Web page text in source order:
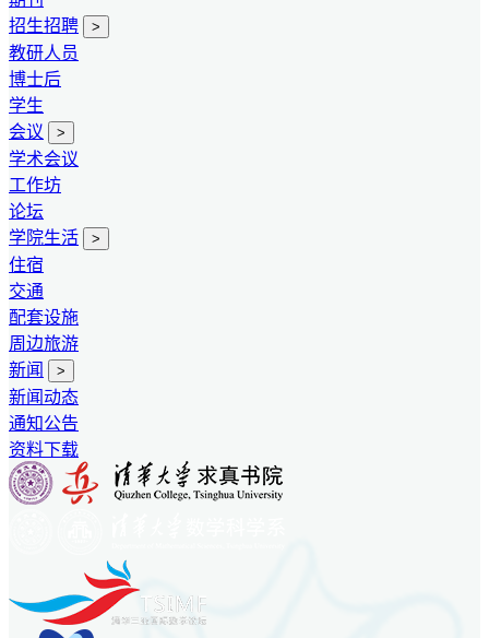
招生招聘
>
教研人员
博士后
学生
会议
>
学术会议
工作坊
论坛
学院生活
>
住宿
交通
配套设施
周边旅游
新闻
>
新闻动态
通知公告
资料下载